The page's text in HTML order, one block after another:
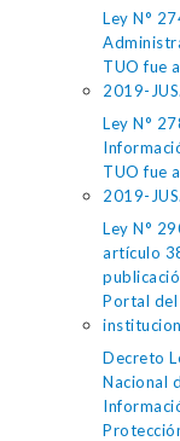
Ley N°
TUO fue
2019-JUS.
Ley N°
TUO fue
2019-JUS.
Ley N°
artículo
Portal del
Decreto
Nacional